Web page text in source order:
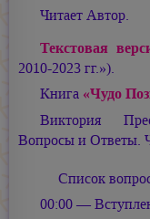
Читает Автор.
Текстовая
2010-2023 гг.»).
Книга «Чудо
Виктория
Вопросы и Ответы.
Список
00:00 —